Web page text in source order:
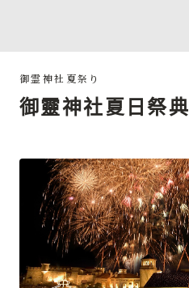
御靈神社夏日祭典